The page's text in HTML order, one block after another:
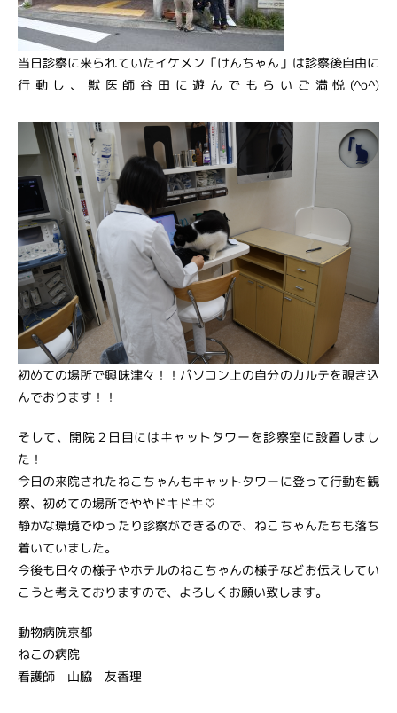
当日診察に来られていたイケメン「けんちゃん」は診察後自由に
行動し、獣医師谷田に遊んでもらいご満悦(^o^)
初めての場所で興味津々！！パソコン上の自分のカルテを覗き込
んでおります！！
そして、開院２日目にはキャットタワーを診察室に設置しまし
た！
今日の来院されたねこちゃんもキャットタワーに登って行動を観
察、初めての場所でややドキドキ♡
静かな環境でゆったり診察ができるので、ねこちゃんたちも落ち
着いていました。
今後も日々の様子やホテルのねこちゃんの様子などお伝えしてい
こうと考えておりますので、よろしくお願い致します。
動物病院京都
ねこの病院
看護師 山脇 友香理